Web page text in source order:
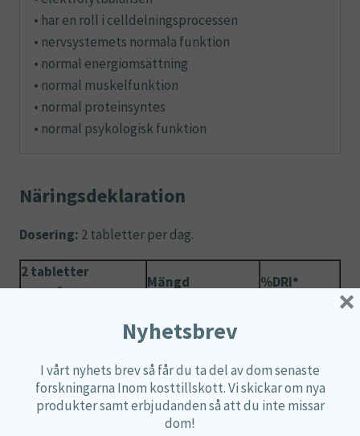
• har en roll i celldelningsprocessen
• nervsystemets normala funktion
• normal energiomsättning
• normal muskelfunktion
• normal proteinsyntes
• normal psykologisk funktion
Näringsdeklaration
Dosering: 2 tabletter per dag.
2 tabletter
innehåller
Mängd
%DRI*
*DRI är dagligt referensintag.
Ingredienser:Magnesiumoxid, fyllnadsmedel
(mikrokristallinsk cellulosa, stearinsyra),
Nyhetsbrev
I vårt nyhets brev så får du ta del av dom senaste
forskningarna Inom kosttillskott. Vi skickar om nya
produkter samt erbjudanden så att du inte missar
dom!
×